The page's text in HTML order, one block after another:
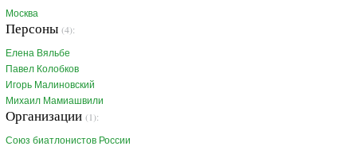
Москва
Персоны (4):
Елена Вяльбе
Павел Колобков
Игорь Малиновский
Михаил Мамиашвили
Организации (1):
Союз биатлонистов России